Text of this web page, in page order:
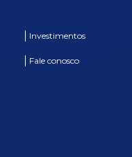
Investimentos
Fale conosco